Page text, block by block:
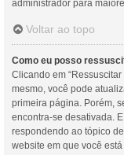
administrador para
Voltar ao topo
Como eu posso
Clicando em
mesmo, você pode
primeira página. Porém,
encontra-se desativada.
respondendo ao tópico
website em que você